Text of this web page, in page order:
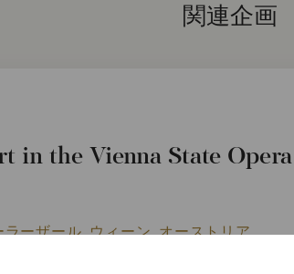
関連企画
in the Vienna State Opera
ーザール, ウィーン, オーストリア